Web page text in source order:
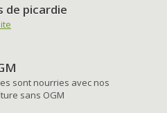
de picardie
sont nourries avec nos
sans OGM